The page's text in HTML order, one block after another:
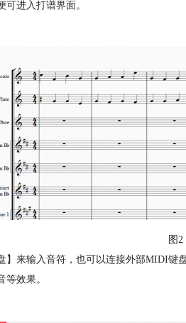
进入打谱界面。
图
】来输入音符，也可以连接外部MIDI键
效果。